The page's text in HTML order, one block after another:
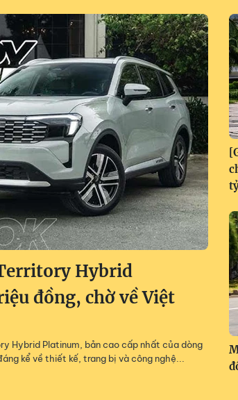
Hybrid
đồng, chờ về Việt
Hybrid Platinum, bản cao cấp nhất của dòng
kể về thiết kế, trang bị và công nghệ...